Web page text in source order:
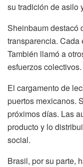
su tradición de asilo
Sheinbaum destacó
transparencia. Cada
También llamó a
esfuerzos colectivos.
El cargamento de
puertos mexicanos.
próximos días. Las
producto y lo
social.
Brasil, por su parte,